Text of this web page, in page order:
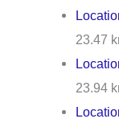
23.47
23.94